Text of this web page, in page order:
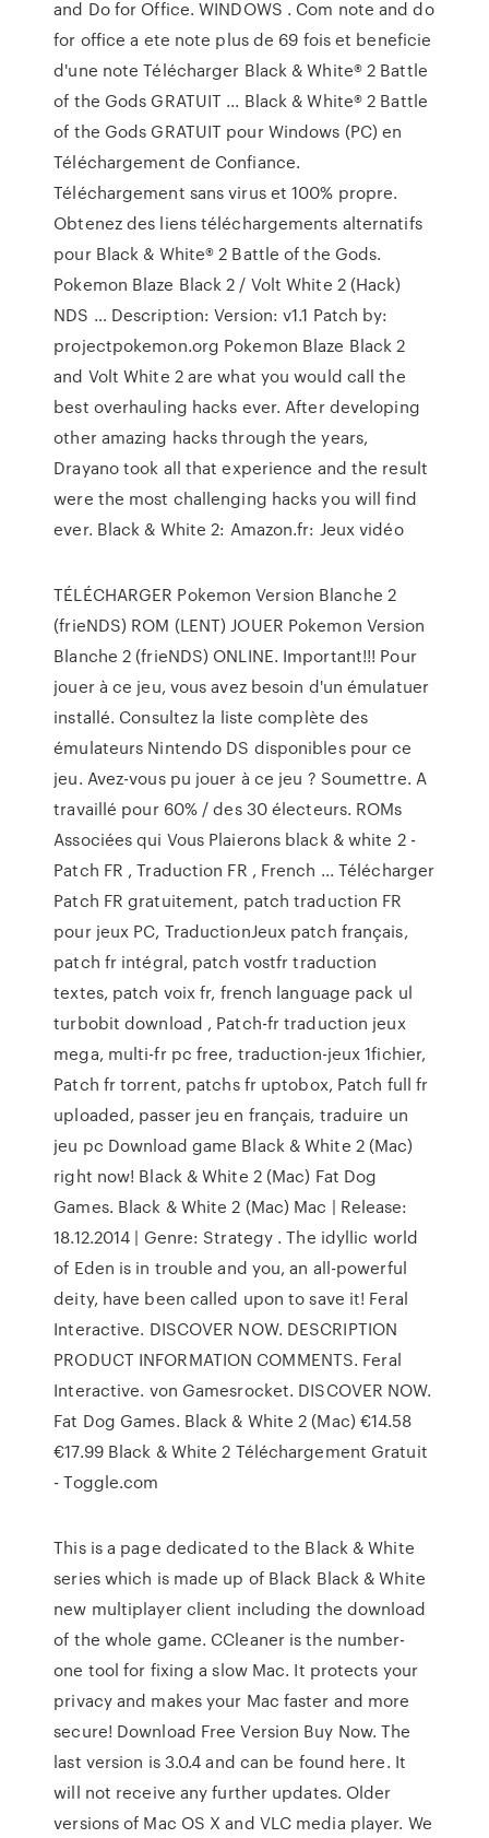
and Do for Office. WINDOWS . Com note and do
for office a ete note plus de 69 fois et beneficie
d'une note Télécharger Black & White® 2 Battle
of the Gods GRATUIT ... Black & White® 2 Battle
of the Gods GRATUIT pour Windows (PC) en
Téléchargement de Confiance.
Téléchargement sans virus et 100% propre.
Obtenez des liens téléchargements alternatifs
pour Black & White® 2 Battle of the Gods.
Pokemon Blaze Black 2 / Volt White 2 (Hack)
NDS … Description: Version: v1.1 Patch by:
projectpokemon.org Pokemon Blaze Black 2
and Volt White 2 are what you would call the
best overhauling hacks ever. After developing
other amazing hacks through the years,
Drayano took all that experience and the result
were the most challenging hacks you will find
ever. Black & White 2: Amazon.fr: Jeux vidéo
TÉLÉCHARGER Pokemon Version Blanche 2
(frieNDS) ROM (LENT) JOUER Pokemon Version
Blanche 2 (frieNDS) ONLINE. Important!!! Pour
jouer à ce jeu, vous avez besoin d'un émulatuer
installé. Consultez la liste complète des
émulateurs Nintendo DS disponibles pour ce
jeu. Avez-vous pu jouer à ce jeu ? Soumettre. A
travaillé pour 60% / des 30 électeurs. ROMs
Associées qui Vous Plaierons black & white 2 -
Patch FR , Traduction FR , French ... Télécharger
Patch FR gratuitement, patch traduction FR
pour jeux PC, TraductionJeux patch français,
patch fr intégral, patch vostfr traduction
textes, patch voix fr, french language pack ul
turbobit download , Patch-fr traduction jeux
mega, multi-fr pc free, traduction-jeux 1fichier,
Patch fr torrent, patchs fr uptobox, Patch full fr
uploaded, passer jeu en français, traduire un
jeu pc Download game Black & White 2 (Mac)
right now! Black & White 2 (Mac) Fat Dog
Games. Black & White 2 (Mac) Mac | Release:
18.12.2014 | Genre: Strategy . The idyllic world
of Eden is in trouble and you, an all-powerful
deity, have been called upon to save it! Feral
Interactive. DISCOVER NOW. DESCRIPTION
PRODUCT INFORMATION COMMENTS. Feral
Interactive. von Gamesrocket. DISCOVER NOW.
Fat Dog Games. Black & White 2 (Mac) €14.58
€17.99 Black & White 2 Téléchargement Gratuit
- Toggle.com
This is a page dedicated to the Black & White
series which is made up of Black Black & White
new multiplayer client including the download
of the whole game. CCleaner is the number-
one tool for fixing a slow Mac. It protects your
privacy and makes your Mac faster and more
secure! Download Free Version Buy Now. The
last version is 3.0.4 and can be found here. It
will not receive any further updates. Older
versions of Mac OS X and VLC media player. We